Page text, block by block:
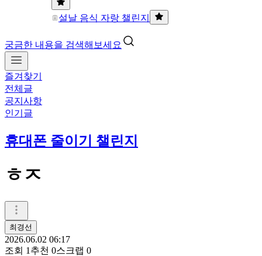
설날 음식 자랑 챌린지
궁금한 내용을 검색해보세요
즐겨찾기
전체글
공지사항
인기글
휴대폰 줄이기 챌린지
ㅎㅈ
최경선
2026.06.02 06:17
조회 1 추천 0스크랩 0